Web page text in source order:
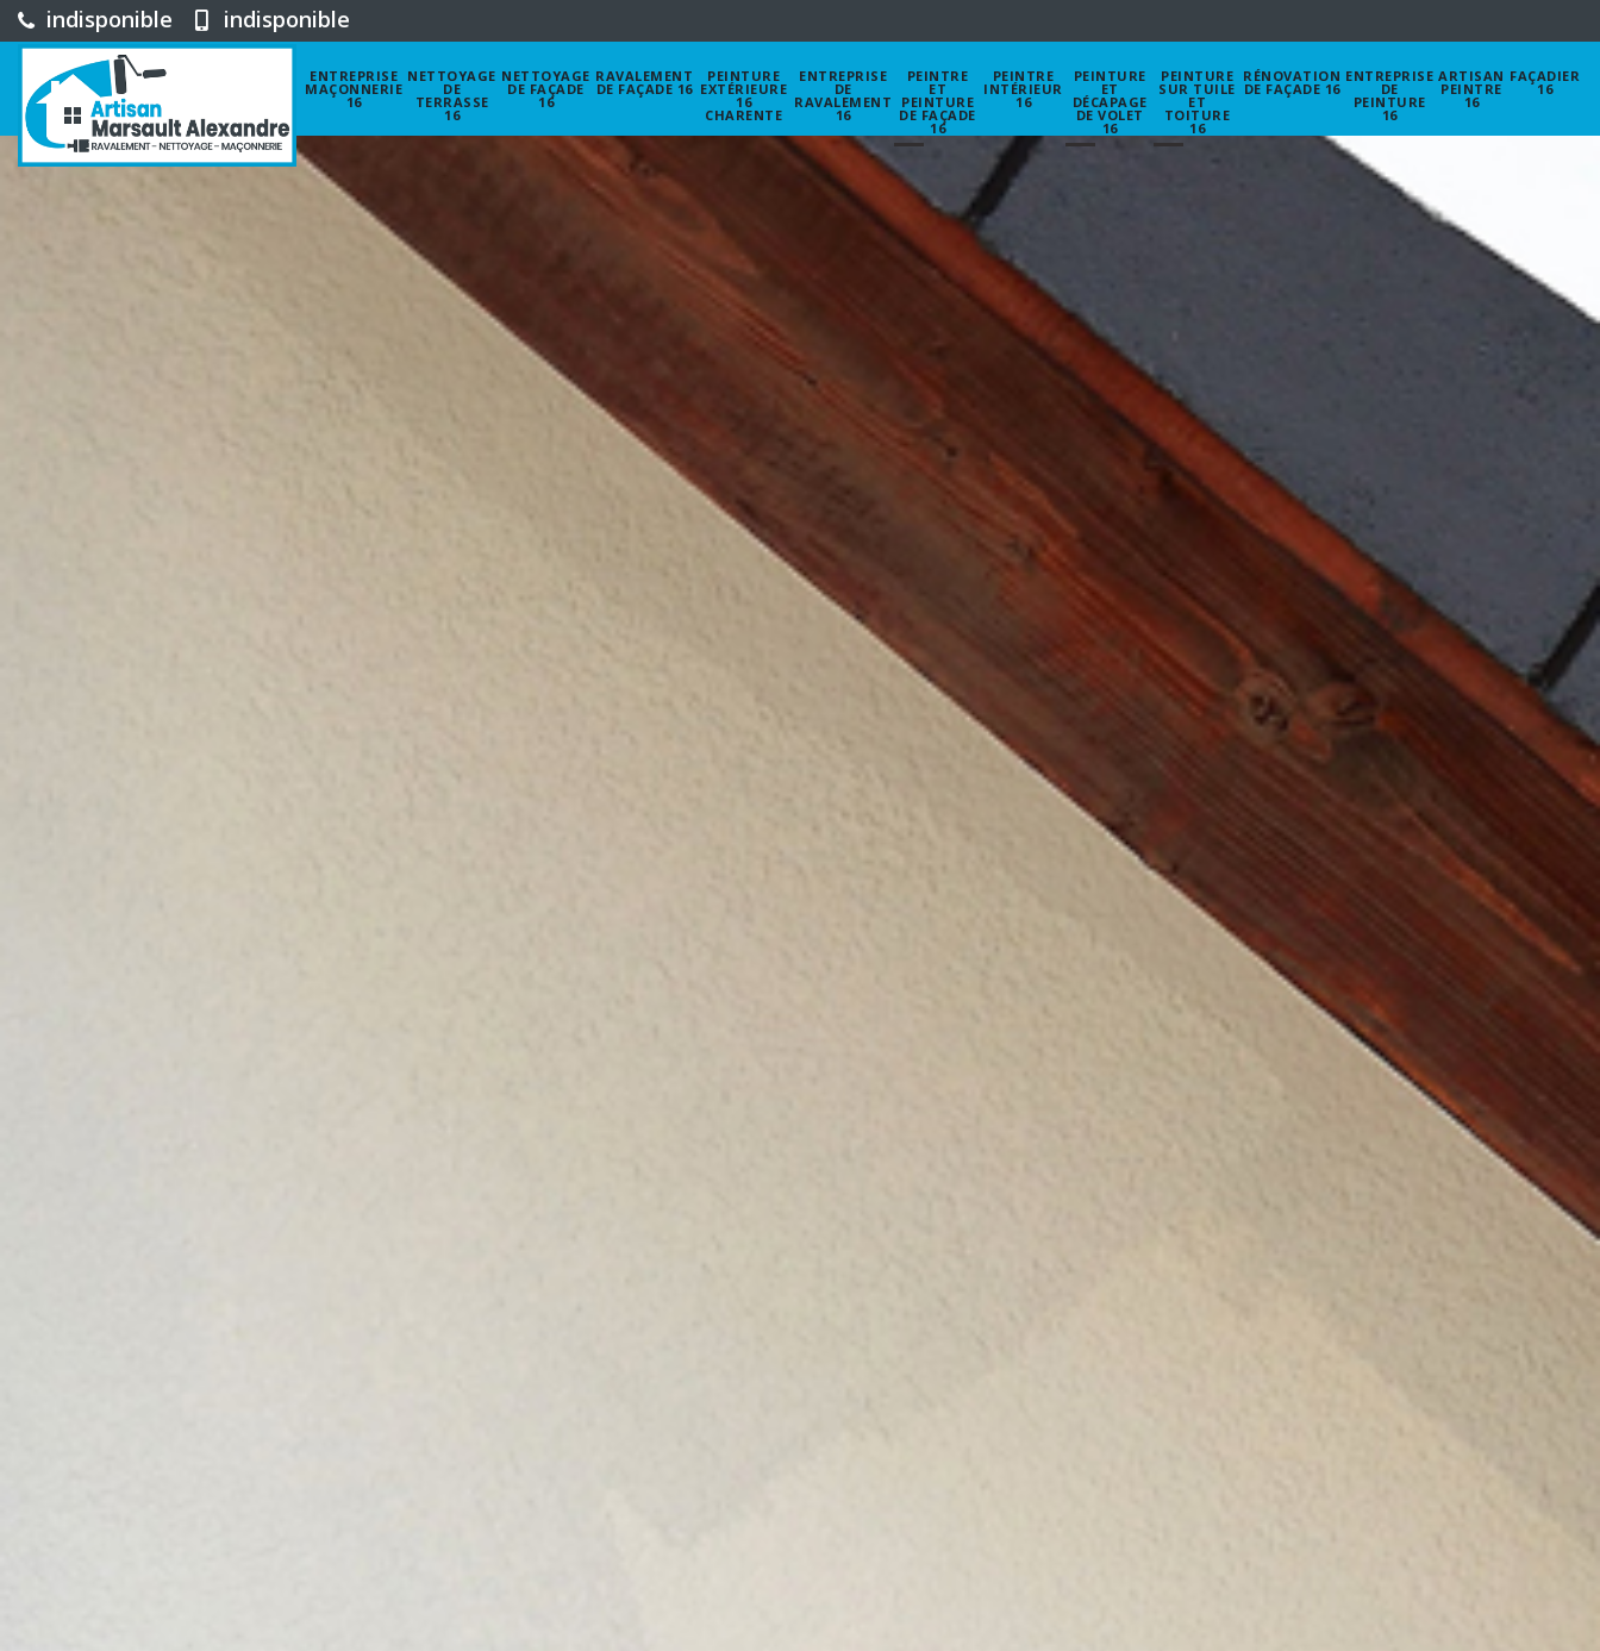
indisponible indisponible
ENTREPRISE
MAÇONNERIE
16
NETTOYAGE
DE
TERRASSE
16
NETTOYAGE
DE FAÇADE
16
RAVALEMENT
DE FAÇADE 16
PEINTURE
EXTÉRIEURE
16
CHARENTE
ENTREPRISE
DE
RAVALEMENT
16
PEINTRE
ET
PEINTURE
DE FAÇADE
16
PEINTRE
INTÉRIEUR
16
PEINTURE
ET
DÉCAPAGE
DE VOLET
16
PEINTURE
SUR TUILE
ET
TOITURE
16
RÉNOVATION
DE FAÇADE 16
ENTREPRISE
DE
PEINTURE
16
ARTISAN
PEINTRE
16
FAÇADIER
16